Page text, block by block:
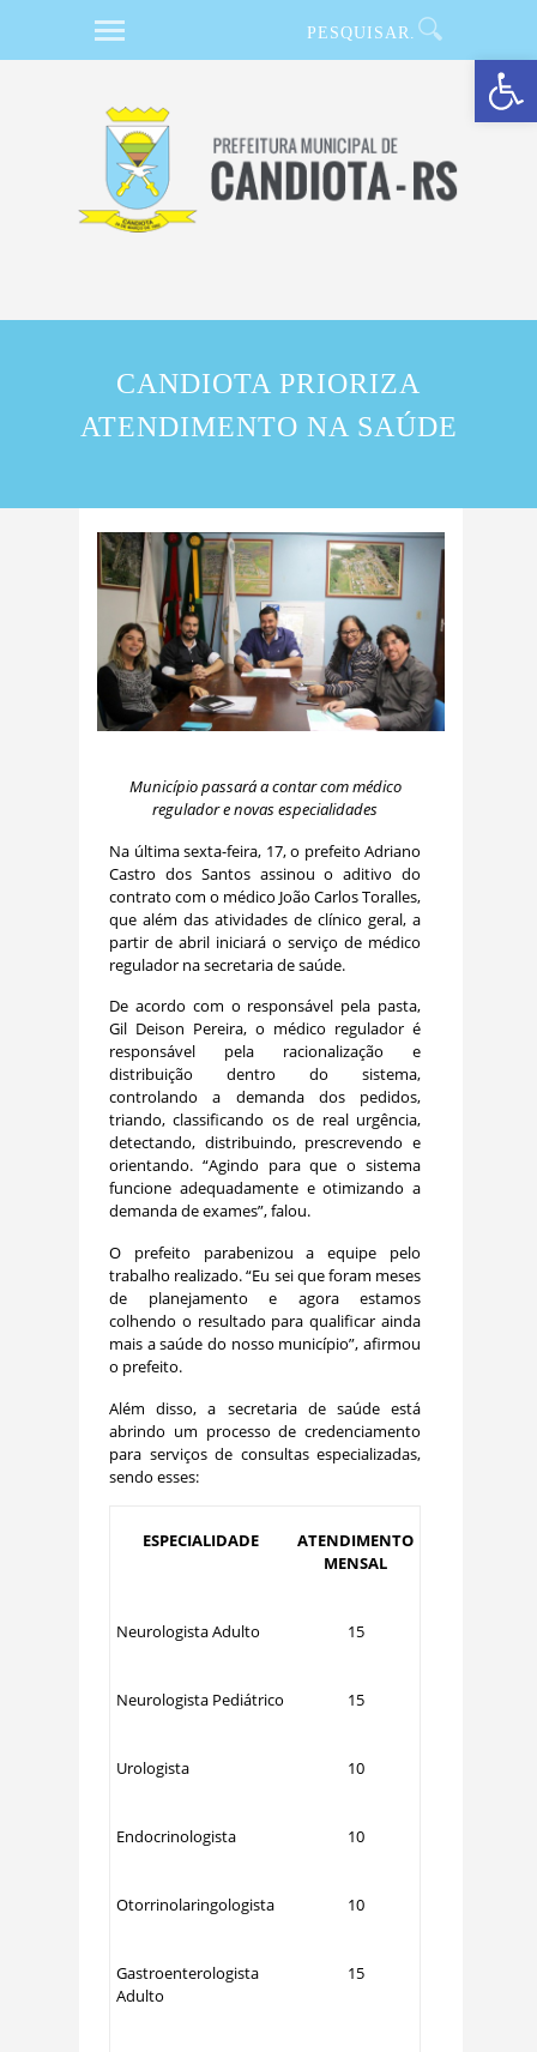
Barra de Ferramentas Aberta
CANDIOTA PRIORIZA
ATENDIMENTO NA SAÚDE
Município passará a contar com médico
regulador e novas especialidades
Na última sexta-feira, 17, o prefeito Adriano
Castro dos Santos assinou o aditivo do
contrato com o médico João Carlos Toralles,
que além das atividades de clínico geral, a
partir de abril iniciará o serviço de médico
regulador na secretaria de saúde.
De acordo com o responsável pela pasta,
Gil Deison Pereira, o médico regulador é
responsável pela racionalização e
distribuição dentro do sistema,
controlando a demanda dos pedidos,
triando, classificando os de real urgência,
detectando, distribuindo, prescrevendo e
orientando. “Agindo para que o sistema
funcione adequadamente e otimizando a
demanda de exames”, falou.
O prefeito parabenizou a equipe pelo
trabalho realizado. “Eu sei que foram meses
de planejamento e agora estamos
colhendo o resultado para qualificar ainda
mais a saúde do nosso município”, afirmou
o prefeito.
Além disso, a secretaria de saúde está
abrindo um processo de credenciamento
para serviços de consultas especializadas,
sendo esses:
ESPECIALIDADE
ATENDIMENTO
MENSAL
Neurologista Adulto 15
Neurologista Pediátrico 15
Urologista 10
Endocrinologista 10
Otorrinolaringologista 10
Gastroenterologista
Adulto
15